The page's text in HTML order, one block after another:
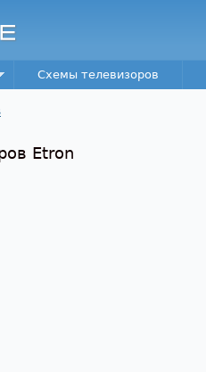
Схемы телевизоров
Etron